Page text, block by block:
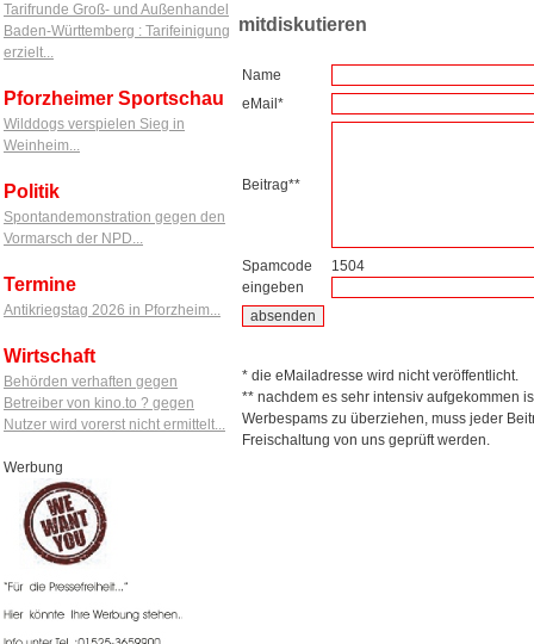
Tarifrunde Groß- und Außenhandel
Baden-Württemberg : Tarifeinigung
erzielt...
Pforzheimer Sportschau
Wilddogs verspielen Sieg in
Weinheim...
Politik
Spontandemonstration gegen den
Vormarsch der NPD...
Termine
Antikriegstag 2026 in Pforzheim...
Wirtschaft
Behörden verhaften gegen
Betreiber von kino.to ? gegen
Nutzer wird vorerst nicht ermittelt...
Werbung
mitdiskutieren
Name
eMail*
Beitrag**
Spamcode
eingeben
1504
* die eMailadresse wird nicht veröffentlicht.
** nachdem es sehr intensiv aufgekommen
Werbespams zu überziehen, muss jeder
Freischaltung von uns geprüft werden.